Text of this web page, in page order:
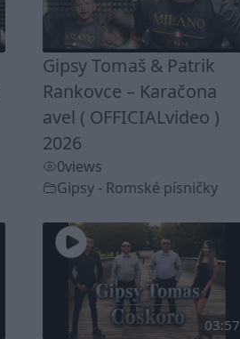
Gipsy Tomaš & Patrik
Rankovce – Karačona
avel ( OFFICIALvideo )
2026
0views
Gipsy - Romské písničky
03:57